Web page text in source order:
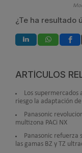
¿Te ha resultado
ARTÍCULOS
Los supermercados
riesgo la adaptación
Panasonic
multizona PACi NX
Panasonic refuerza
las gamas BZ y TZ